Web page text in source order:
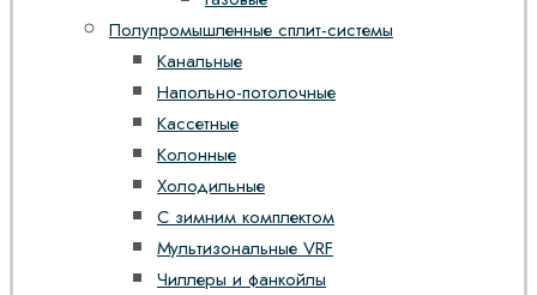
Полупромышленные сплит-системы
Канальные
Напольно-потолочные
Кассетные
Колонные
Холодильные
С зимним комплектом
Мультизональные VRF
Чиллеры и фанкойлы